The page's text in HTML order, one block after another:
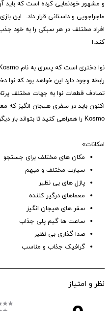
و مشهور خودنمایی کرده است که باید
ماجراجویی و داستانی قرار داد. این
افراد مختلف در هر سبکی را به خود
کند.ا
رابطه وجود دارد این خواهد بود که
تصادف قطعات نوا به جهات مختلف
اکنون باید در سفری هیجان انگیز که
Kosmo را همراهی کنید تا بتواند بار دیگر عشق خود را بسازد.
امکانات»
مکان های مختلف برای جستجو
سیارت مختلف و مبهم
پازل های بی نظیر
معماهای درگیر کننده
سفر های هیجان انگیز
ساعت ها گیم پلی جذاب
صدا گذاری بی نظیر
گرافیک جذاب و مناسب
نظر و امتیاز